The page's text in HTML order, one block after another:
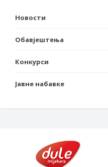
Новости
Обавјештења
Конкурси
Јавне набавке